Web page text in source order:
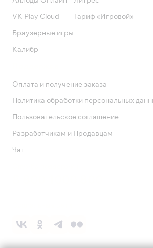
VK Play Cloud
Браузерные игры
Калибр
Тариф «Игровой»
Оплата и получение заказа
Политика обработки персональных
Пользовательское соглашение
Разработчикам и Продавцам
Чат